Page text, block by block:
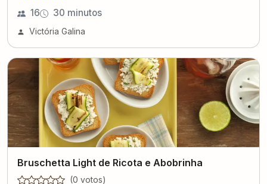
16 30 minutos
Victória Galina
Bruschetta Light de Ricota e Abobrinha
(0 votos)